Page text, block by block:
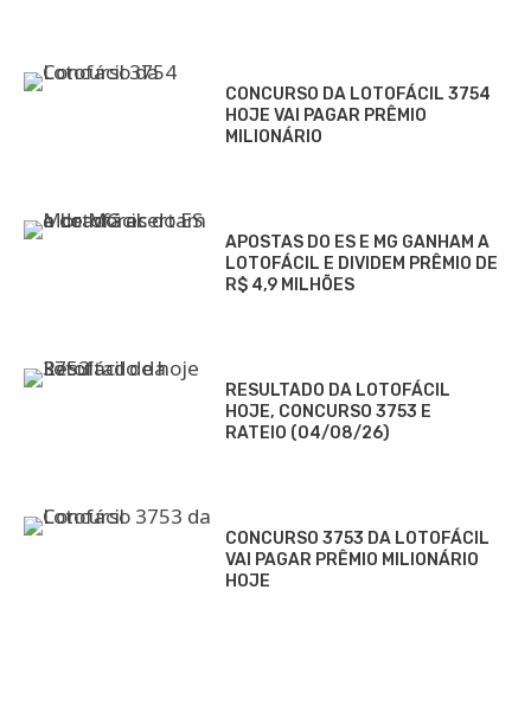
CONCURSO DA LOTOFÁCIL 3754
HOJE VAI PAGAR PRÊMIO
MILIONÁRIO
APOSTAS DO ES E MG GANHAM A
LOTOFÁCIL E DIVIDEM PRÊMIO DE
R$ 4,9 MILHÕES
RESULTADO DA LOTOFÁCIL
HOJE, CONCURSO 3753 E
RATEIO (04/08/26)
CONCURSO 3753 DA LOTOFÁCIL
VAI PAGAR PRÊMIO MILIONÁRIO
HOJE